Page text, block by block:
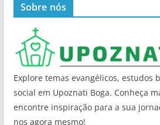
Sobre nós
Explore temas evangélicos, estudos
social em Upoznati Boga. Conheça
encontre inspiração para a sua
nos agora mesmo!